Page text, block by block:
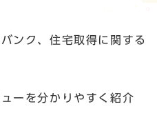
ンク、住宅取得に関する
ーを分かりやすく紹介